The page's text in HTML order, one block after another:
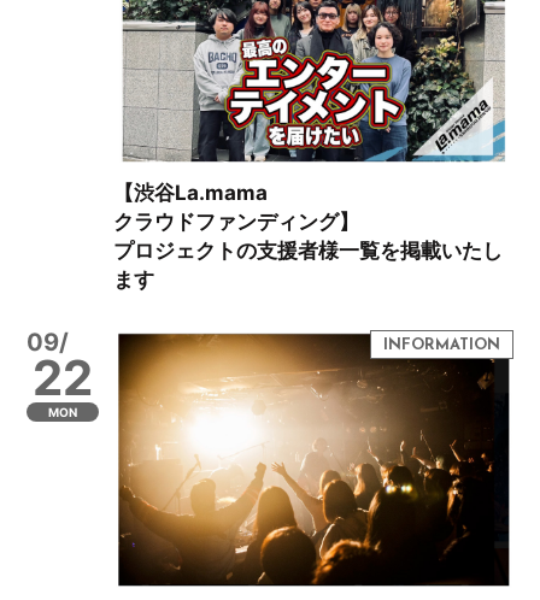
【渋谷La.mama
クラウドファンディング】
プロジェクトの支援者様一覧を掲載いたし
ます
09/
22
MON